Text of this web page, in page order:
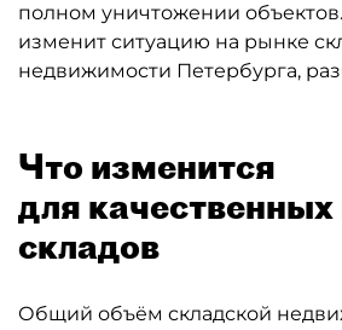
полном уничтожении объектов.
изменит ситуацию на рынке
недвижимости Петербурга,
Что изменится
для
складов
Общий объём складской